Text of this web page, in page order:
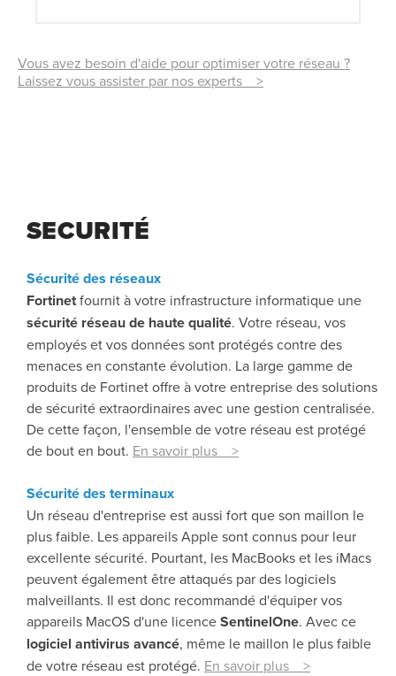
Vous avez besoin d'aide pour optimiser votre réseau ?
Laissez vous assister par nos experts >
SECURITÉ
Sécurité des réseaux
Fortinetfournit à votre infrastructure informatique une
sécurité réseau de haute qualité. Votre réseau, vos
employés et vos données sont protégés contre des
menaces en constante évolution. La large gamme de
produits de Fortinet offre à votre entreprise des solutions
de sécurité extraordinaires avec une gestion centralisée.
De cette façon, l'ensemble de votre réseau est protégé
de bout en bout. En savoir plus >
Sécurité des terminaux
Un réseau d'entreprise est aussi fort que son maillon le
plus faible. Les appareils Apple sont connus pour leur
excellente sécurité. Pourtant, les MacBooks et les iMacs
peuvent également être attaqués par des logiciels
malveillants. Il est donc recommandé d'équiper vos
appareils MacOS d'une licenceSentinelOne. Avec ce
logiciel antivirus avancé, même le maillon le plus faible
de votre réseau est protégé. En savoir plus >